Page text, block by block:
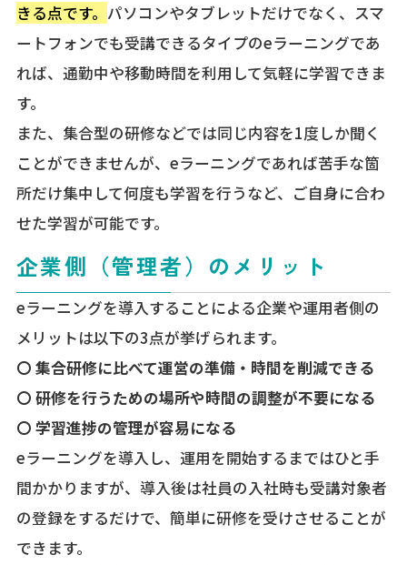
きる点です。 パソコンやタブレットだけでなく、スマ
ートフォンでも受講できるタイプのeラーニングであ
れば、通勤中や移動時間を利用して気軽に学習できま
す。
また、集合型の研修などでは同じ内容を1度しか聞く
ことができませんが、eラーニングであれば苦手な箇
所だけ集中して何度も学習を行うなど、ご自身に合わ
せた学習が可能です。
企業側（管理者）のメリット
eラーニングを導入することによる企業や運用者側の
メリットは以下の3点が挙げられます。
〇 集合研修に比べて運営の準備・時間を削減できる
〇 研修を行うための場所や時間の調整が不要になる
〇 学習進捗の管理が容易になる
eラーニングを導入し、運用を開始するまではひと手
間かかりますが、導入後は社員の入社時も受講対象者
の登録をするだけで、簡単に研修を受けさせることが
できます。